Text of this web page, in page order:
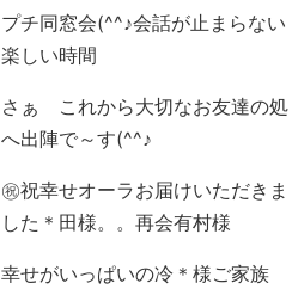
プチ同窓会(^^♪会話が止まらない
楽しい時間
さぁ これから大切なお友達の処
へ出陣で～す(^^♪
㊗祝幸せオーラお届けいただきま
した＊田様。。再会有村様
幸せがいっぱいの冷＊様ご家族